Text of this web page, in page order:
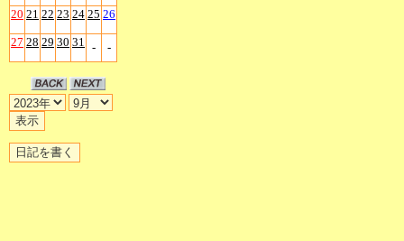
20 21 22 23 24 25 26
27 28 29 30 31 - -